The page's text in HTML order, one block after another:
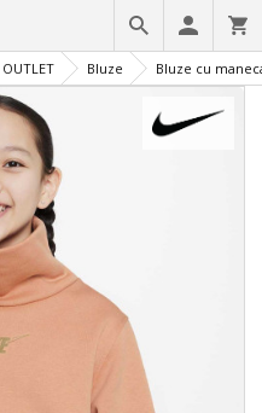
OUTLET Bluze Bluze cu